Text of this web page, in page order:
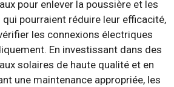
pour enlever la poussière et les
qui pourraient réduire leur efficacité,
les connexions électriques
En investissant dans des
solaires de haute qualité et en
une maintenance appropriée, les